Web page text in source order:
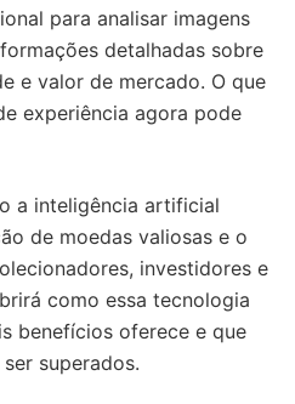
para analisar imagens
detalhadas sobre
e valor de mercado. O que
experiência agora pode
a inteligência artificial
de moedas valiosas e o
investidores e
como essa tecnologia
benefícios oferece e que
superados.